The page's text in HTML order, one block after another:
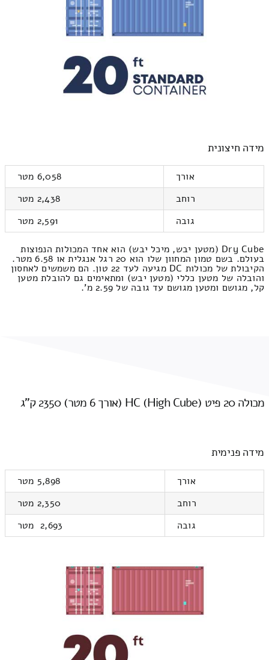
מידה חיצונית
אורך
6,058 מטר
רוחב
2,438 מטר
גובה
2,591 מטר
Dry Cube (מטען יבש, מיכל יבש) הוא אחד המכולות הנפוצות
בעולם. בשם טמון המחוון שלו הוא 20 רגל אנגלית או 6.58 מטר.
הקיבולת של מכולות DC מגיעה לעד 22 טון. הם משמשים לאחסון
והובלה של מטען כללי (מטען יבש) ומתאימים גם להובלת מטען
קל, מגושם ומטען מגושם עד גובה של 2.59 מ'.
מכולה 20 פיט HC (High Cube) (אורך 6 מטר) 2350 ק"ג
מידה פנימית
אורך
5,898 מטר
רוחב
2,350 מטר
גובה
2,693 מטר